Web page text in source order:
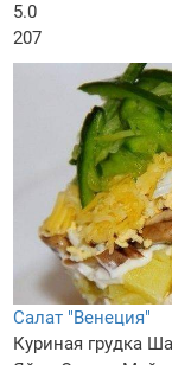
5.0
207
Салат "Венеция"
Куриная грудка